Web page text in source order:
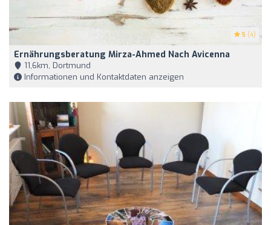
5 (4)
Ernährungsberatung Mirza-Ahmed Nach Avicenna
11,6km, Dortmund
Informationen und Kontaktdaten anzeigen